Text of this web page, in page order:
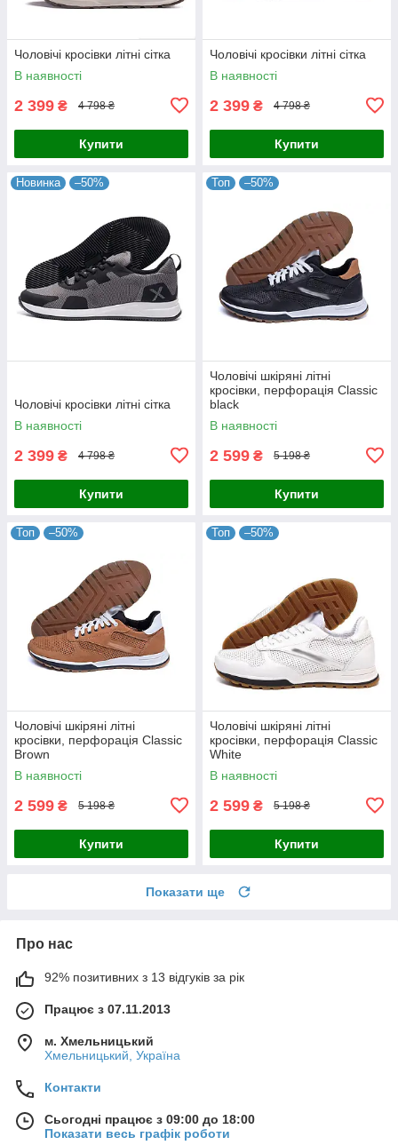
Чоловічі кросівки літні сітка
В наявності
2 399 ₴ 4 798 ₴
Купити
Чоловічі кросівки літні сітка
В наявності
2 399 ₴ 4 798 ₴
Купити
Новинка –50%
Чоловічі кросівки літні сітка
В наявності
2 399 ₴ 4 798 ₴
Купити
Топ –50%
Чоловічі шкіряні літні
кросівки, перфорація Classic
black
В наявності
2 599 ₴ 5 198 ₴
Купити
Топ –50%
Чоловічі шкіряні літні
кросівки, перфорація Classic
Brown
В наявності
2 599 ₴ 5 198 ₴
Купити
Топ –50%
Чоловічі шкіряні літні
кросівки, перфорація Classic
White
В наявності
2 599 ₴ 5 198 ₴
Купити
Показати ще
Про нас
92% позитивних з 13 відгуків за рік
Працює з 07.11.2013
м. Хмельницький
Хмельницький, Україна
Контакти
Сьогодні працює з 09:00 до 18:00
Показати весь графік роботи